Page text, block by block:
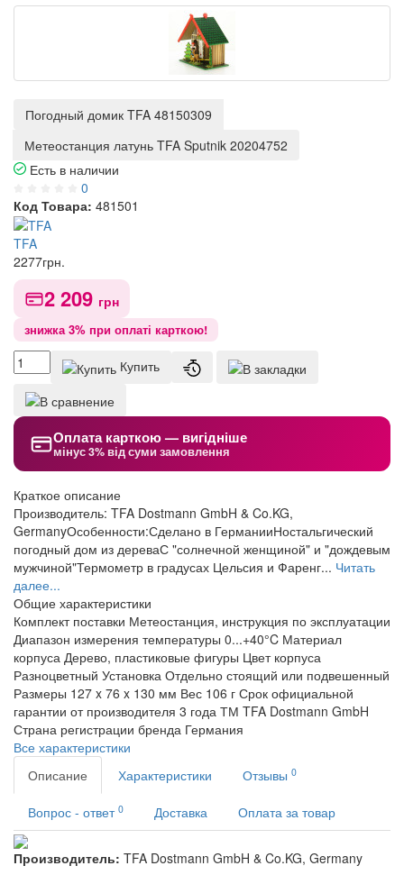
Погодный домик TFA 48150309
Метеостанция латунь TFA Sputnik 20204752
Есть в наличии
0
Код Товара: 481501
TFA
2277грн.
2 209 грн
знижка 3% при оплаті карткою!
Купить
Оплата карткою — вигідніше
мінус 3% від суми замовлення
Краткое описание
Производитель: TFA Dostmann GmbH & Co.KG,
GermanyОсобенности:Сделано в ГерманииНостальгический
погодный дом из дереваС "солнечной женщиной" и "дождевым
мужчиной"Термометр в градусах Цельсия и Фаренг... Читать
далее...
Общие характеристики
Комплект поставки Метеостанция, инструкция по эксплуатации
Диапазон измерения температуры 0...+40°C Материал
корпуса Дерево, пластиковые фигуры Цвет корпуса
Разноцветный Установка Отдельно стоящий или подвешенный
Размеры 127 x 76 x 130 мм Вес 106 г Срок официальной
гарантии от производителя 3 года ТМ TFA Dostmann GmbH
Страна регистрации бренда Германия
Все характеристики
Описание
Характеристики Отзывы 0
Вопрос - ответ 0 Доставка Оплата за товар
Производитель: TFA Dostmann GmbH & Co.KG, Germany